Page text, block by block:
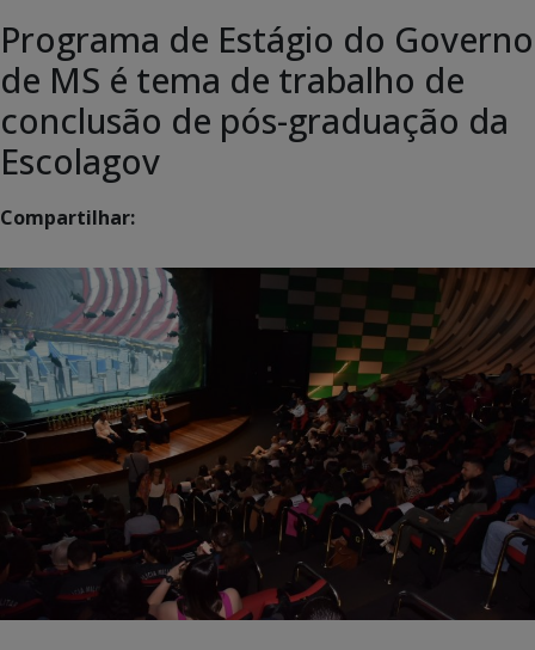
Programa de Estágio do Governo
de MS é tema de trabalho de
conclusão de pós-graduação da
Escolagov
Compartilhar: